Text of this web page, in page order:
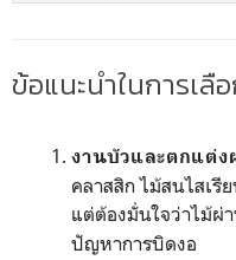
ข้อแนะนำในการเลื
งานบัวและตกแต่ง
คลาสสิก ไม้สนไสเรี
แต่ต้องมั่นใจว่าไม้ผ่
ปัญหาการบิดงอ